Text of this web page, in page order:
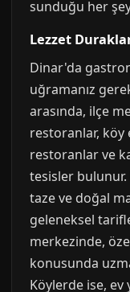
sunduğu her
Lezzet
Dinar'da
uğramanız
arasında, ilçe
restoranlar,
restoranlar ve
tesisler
taze ve doğal
geleneksel
merkezinde,
konusunda
Köylerde ise, ev